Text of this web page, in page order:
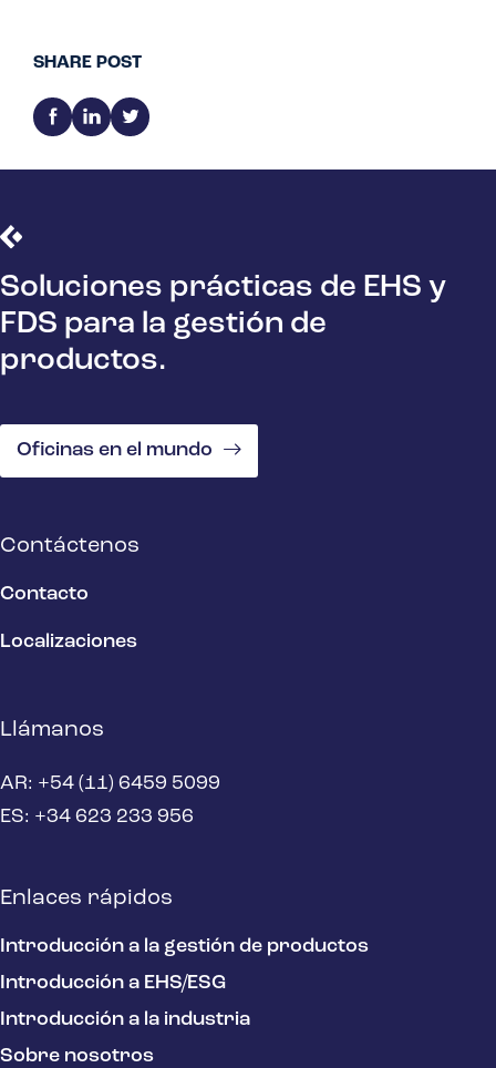
SHARE POST
Soluciones prácticas de EHS y
FDS para la gestión de
productos.
Oficinas en el mundo
Contáctenos
Contacto
Localizaciones
Llámanos
AR: +54 (11) 6459 5099
ES: +34 623 233 956
Enlaces rápidos
Introducción a la gestión de productos
Introducción a EHS/ESG
Introducción a la industria
Sobre nosotros